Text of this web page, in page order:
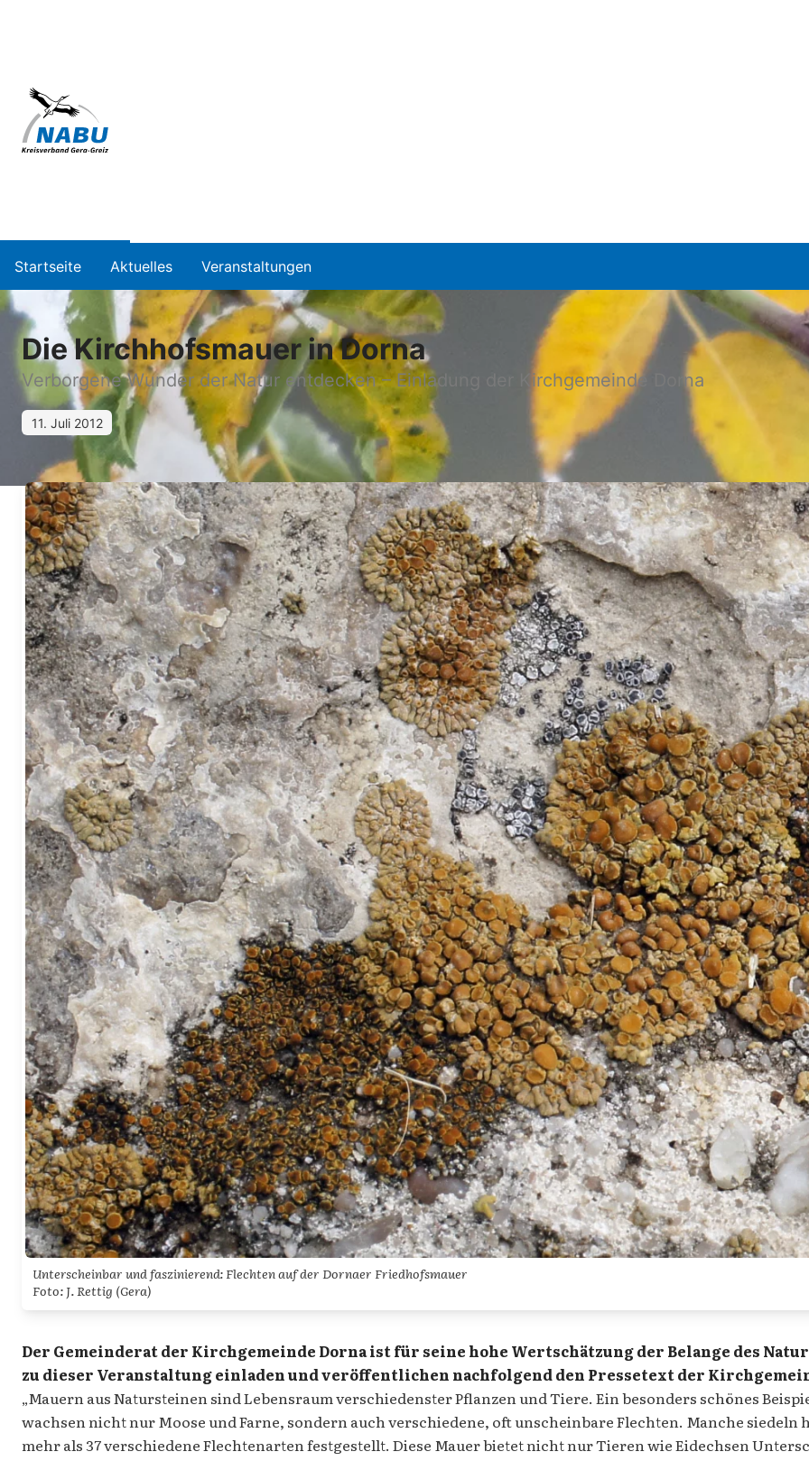
Startseite Aktuelles Veranstaltungen
Die Kirchhofsmauer in Dorna
Verborgene Wunder der Natur entdecken – Einladung der Kirchgemeinde Dorna
11. Juli 2012
Unterscheinbar und faszinierend: Flechten auf der Dornaer Friedhofsmauer
Foto: J. Rettig (Gera)
Der Gemeinderat der Kirchgemeinde Dorna ist für seine hohe Wertschätzung der Belange des
zu dieser Veranstaltung einladen und veröffentlichen nachfolgend den Pressetext der
„Mauern aus Natursteinen sind Lebensraum verschiedenster Pflanzen und Tiere. Ein besonders schönes
wachsen nicht nur Moose und Farne, sondern auch verschiedene, oft unscheinbare Flechten. Manche
mehr als 37 verschiedene Flechtenarten festgestellt. Diese Mauer bietet nicht nur Tieren wie Eidechsen